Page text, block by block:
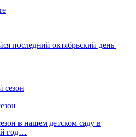
последний октябрьский день
в нашем детском саду в
год…